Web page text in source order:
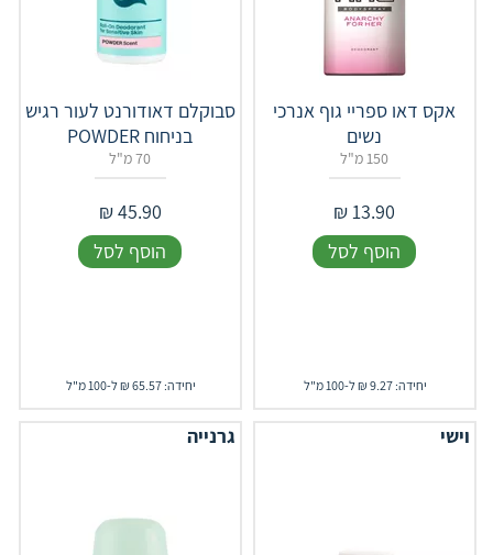
אקס דאו ספריי גוף אנרכי
נשים
150 מ"ל
13.90
₪
הוסף לסל
יחידה: 9.27 ₪ ל-100 מ"ל
סבוקלם דאודורנט לעור רגיש
בניחוח POWDER
70 מ"ל
45.90
₪
הוסף לסל
יחידה: 65.57 ₪ ל-100 מ"ל
וישי גרנייה